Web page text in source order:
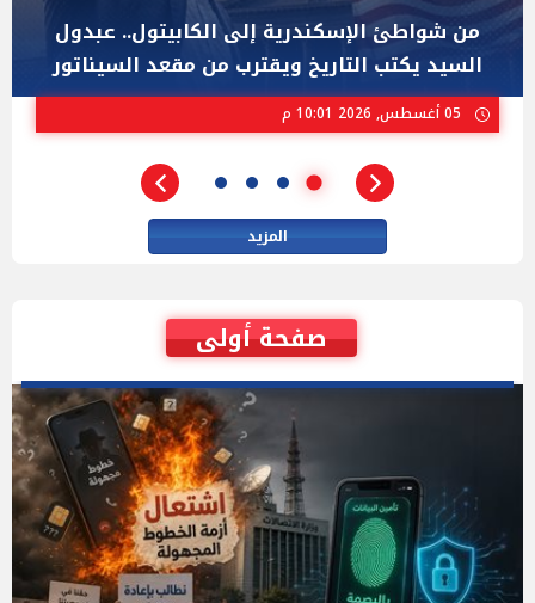
"عبد الرحمن السيد" المصري الذى يواجه "هايلي
ستيفنز" وإيباك الاسرائيلية بإنتخابات ميشيجان
المزيد
صفحة أولى